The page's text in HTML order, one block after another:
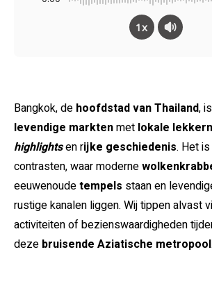
1x
Bangkok, de hoofdstad van Thailand,
levendige marktenmet lokale
highlightsen rijke geschiedenis. Het
contrasten, waar moderne
eeuwenoudetempels staan en
rustige kanalen liggen. Wij tippen alvast
activiteiten of bezienswaardigheden
deze bruisende Aziatische metropool.